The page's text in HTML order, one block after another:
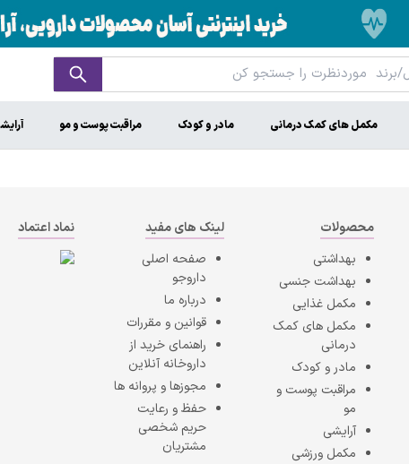
مکمل های کمک درمانی مادر و کودک مراقبت پوست و مو
محصولات
بهداشتی
بهداشت جنسی
مکمل غذایی
مکمل های کمک
درمانی
مادر و کودک
مراقبت پوست و
مو
آرایشی
مکمل ورزشی
لینک های مفید
صفحه اصلی
داروجو
درباره ما
قوانین و مقررات
راهنمای خرید از
داروخانه آنلاین
مجوزها و پروانه ها
حفظ و رعایت
حریم شخصی
مشتریان
نماد اعتماد